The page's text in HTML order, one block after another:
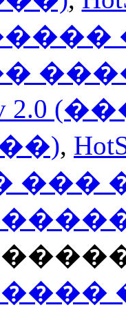
- v
,
���